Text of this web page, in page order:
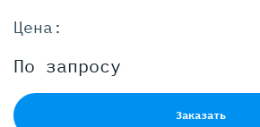
Цена:
По запросу
Заказать